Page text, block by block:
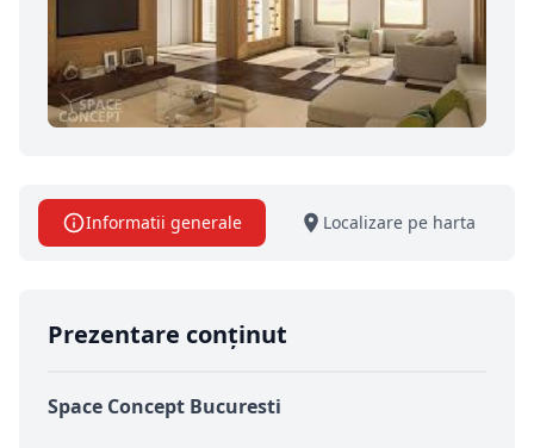
Informatii generale Localizare pe harta
Prezentare conținut
Space Concept Bucuresti